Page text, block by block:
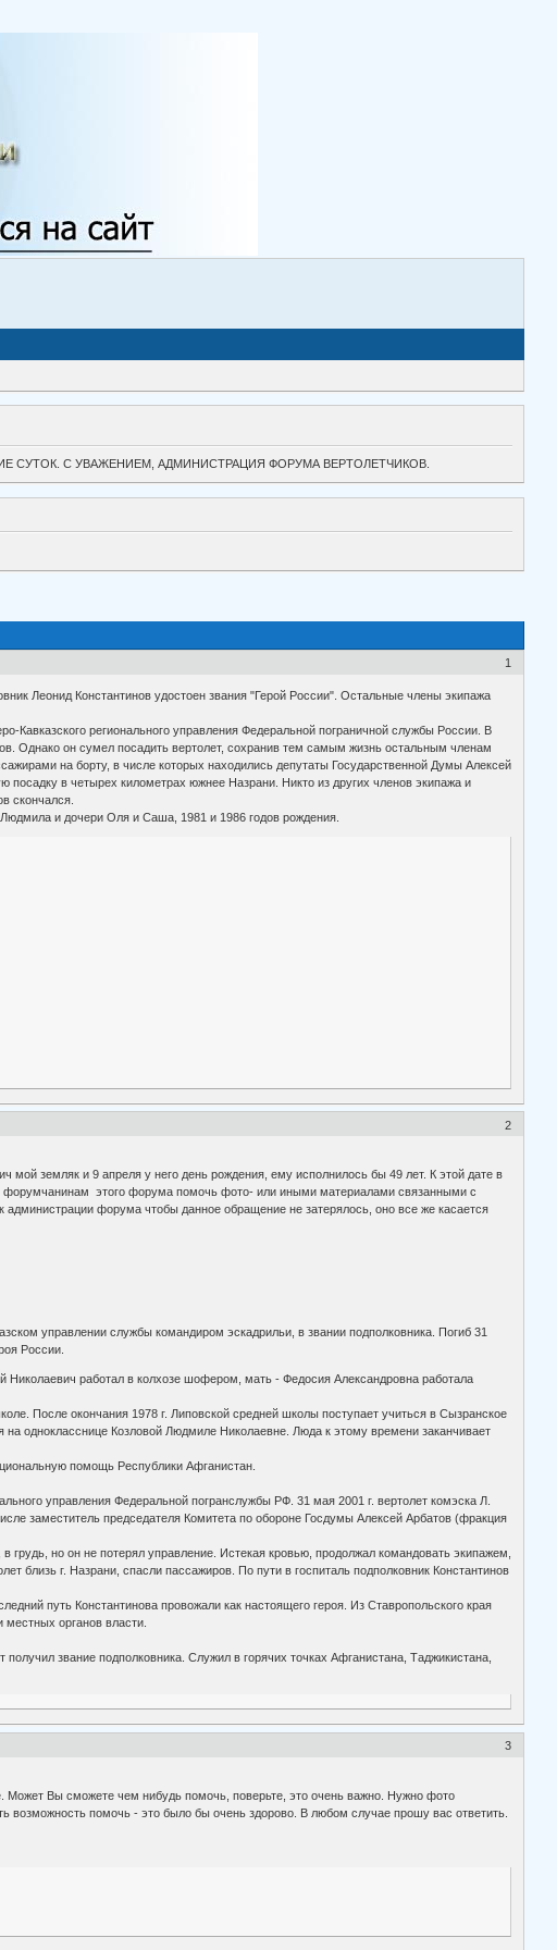
СУТОК. С УВАЖЕНИЕМ, АДМИНИСТРАЦИЯ ФОРУМА ВЕРТОЛЕТЧИКОВ.
1
Леонид Константинов удостоен звания "Герой России". Остальные члены экипажа
регионального управления Федеральной пограничной службы России. В
Однако он сумел посадить вертолет, сохранив тем самым жизнь остальным членам
на борту, в числе которых находились депутаты Государственной Думы Алексей
в четырех километрах южнее Назрани. Никто из других членов экипажа и
скончался.
и дочери Оля и Саша, 1981 и 1986 годов рождения.
2
земляк и 9 апреля у него день рождения, ему исполнилось бы 49 лет. К этой дате в
форумчанинам этого форума помочь фото- или иными материалами связанными с
форума чтобы данное обращение не затерялось, оно все же касается
управлении службы командиром эскадрильи, в звании подполковника. Погиб 31
России.
Николаевич работал в колхозе шофером, мать - Федосия Александровна работала
После окончания 1978 г. Липовской средней школы поступает учиться в Сызранское
однокласснице Козловой Людмиле Николаевне. Люда к этому времени заканчивает
помощь Республики Афганистан.
управления Федеральной погранслужбы РФ. 31 мая 2001 г. вертолет комэска Л.
заместитель председателя Комитета по обороне Госдумы Алексей Арбатов (фракция
но он не потерял управление. Истекая кровью, продолжал командовать экипажем,
близь г. Назрани, спасли пассажиров. По пути в госпиталь подполковник Константинов
путь Константинова провожали как настоящего героя. Из Ставропольского края
органов власти.
звание подполковника. Служил в горячих точках Афганистана, Таджикистана,
3
Может Вы сможете чем нибудь помочь, поверьте, это очень важно. Нужно фото
возможность помочь - это было бы очень здорово. В любом случае прошу вас ответить.